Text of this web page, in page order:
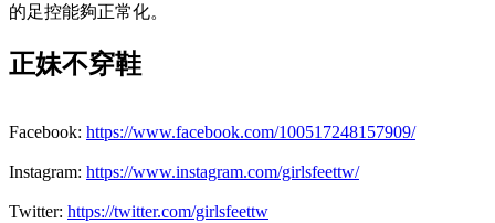
的足控能夠正常化。
正妹不穿鞋
Facebook: https://www.facebook.com/100517248157909/
Instagram: https://www.instagram.com/girlsfeettw/
Twitter: https://twitter.com/girlsfeettw